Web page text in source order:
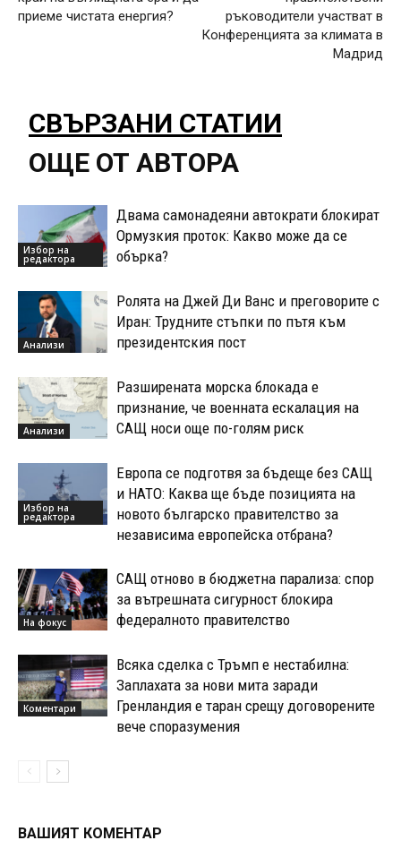
приеме чистата енергия?
ръководители участват в
Конференцията за климата в
Мадрид
СВЪРЗАНИ СТАТИИ
ОЩЕ ОТ АВТОРА
Избор на
редактора
Двама самонадеяни автократи блокират
Ормузкия проток: Какво може да се
обърка?
Анализи
Ролята на Джей Ди Ванс и преговорите с
Иран: Трудните стъпки по пътя към
президентския пост
Анализи
Разширената морска блокада е
признание, че военната ескалация на
САЩ носи още по-голям риск
Избор на
редактора
Европа се подготвя за бъдеще без САЩ
и НАТО: Каква ще бъде позицията на
новото българско правителство за
независима европейска отбрана?
На фокус
САЩ отново в бюджетна парализа: спор
за вътрешната сигурност блокира
федералното правителство
Коментари
Всяка сделка с Тръмп е нестабилна:
Заплахата за нови мита заради
Гренландия е таран срещу договорените
вече споразумения
ВАШИЯТ КОМЕНТАР